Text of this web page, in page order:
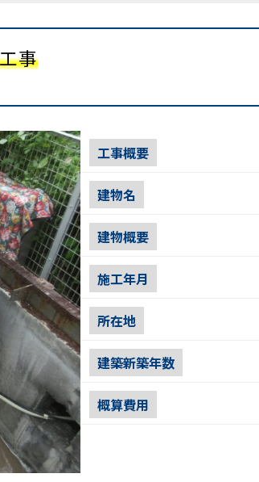
事
工事概要
建物名
建物概要
施工年月
所在地
建築新築年数
概算費用